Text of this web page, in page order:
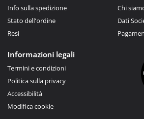
Info sulla spedizione
Stato dell'ordine
Resi
Chi
Dati
Informazioni legali
Termini e condizioni
Politica sulla privacy
Accessibilità
Modifica cookie